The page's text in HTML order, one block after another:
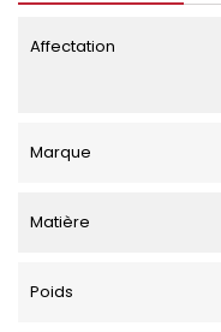
Affectation
Marque
Matière
Poids